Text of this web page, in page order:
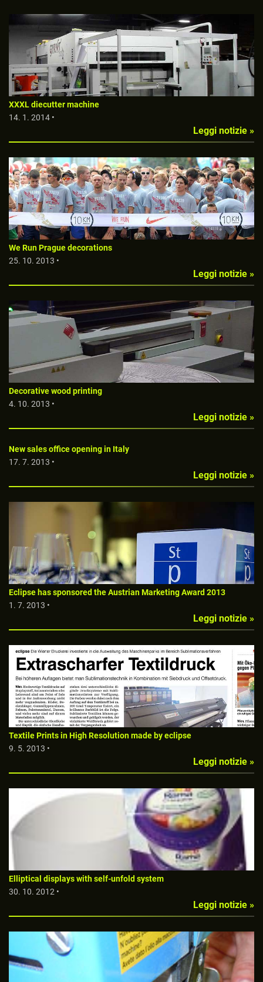
XXXL diecutter machine
14. 1. 2014 •
Leggi notizie »
We Run Prague decorations
25. 10. 2013 •
Leggi notizie »
Decorative wood printing
4. 10. 2013 •
Leggi notizie »
New sales office opening in Italy
17. 7. 2013 •
Leggi notizie »
Eclipse has sponsored the Austrian Marketing Award 2013
1. 7. 2013 •
Leggi notizie »
Textile Prints in High Resolution made by eclipse
9. 5. 2013 •
Leggi notizie »
Elliptical displays with self-unfold system
30. 10. 2012 •
Leggi notizie »